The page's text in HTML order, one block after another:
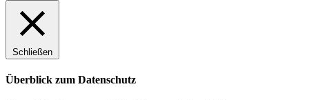
Schließen
Überblick zum Datenschutz